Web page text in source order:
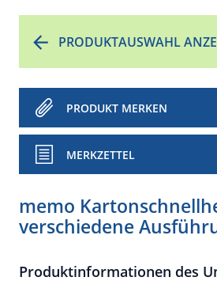
PRODUKTAUSWAHL
PRODUKT MERKEN
MERKZETTEL
memo
verschiedene
Produktinformationen des